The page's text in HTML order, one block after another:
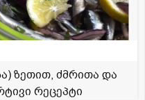
ზეთით, ძმრითა და
რეცეპტი